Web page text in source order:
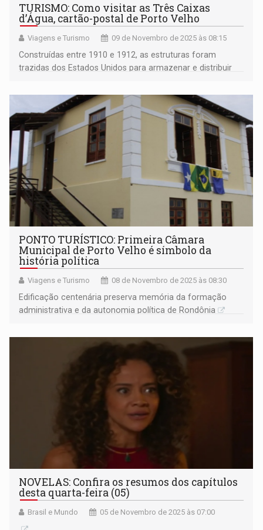
TURISMO: Como visitar as Três Caixas
d’Água, cartão-postal de Porto Velho
Viagens e Turismo 09 de Novembro de 2025 às 08:15
Construídas entre 1910 e 1912, as estruturas foram
trazidas dos Estados Unidos para armazenar e distribuir
PONTO TURÍSTICO: Primeira Câmara
Municipal de Porto Velho é símbolo da
história política
Viagens e Turismo 08 de Novembro de 2025 às 08:30
Edificação centenária preserva memória da formação
administrativa e da autonomia política de Rondônia
NOVELAS: Confira os resumos dos capítulos
desta quarta-feira (05)
Brasil e Mundo 05 de Novembro de 2025 às 07:00